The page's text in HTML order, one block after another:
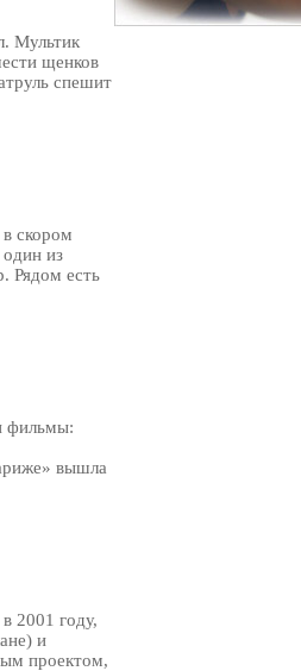
Мультик
щенков
спешит
скором
из
Рядом есть
фильмы:
вышла
2001 году,
и
проектом,